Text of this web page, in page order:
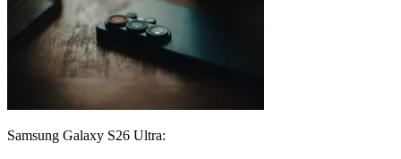
Samsung Galaxy S26 Ultra: